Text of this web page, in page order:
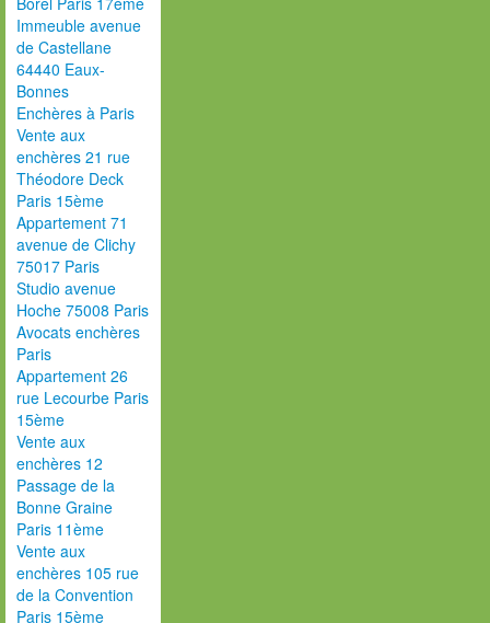
Immeuble avenue
de Castellane
64440 Eaux-
Bonnes
Enchères à Paris
Vente aux
enchères 21 rue
Théodore Deck
Paris 15ème
Appartement 71
avenue de Clichy
75017 Paris
Studio avenue
Hoche 75008 Paris
Avocats enchères
Paris
Appartement 26
rue Lecourbe Paris
15ème
Vente aux
enchères 12
Passage de la
Bonne Graine
Paris 11ème
Vente aux
enchères 105 rue
de la Convention
Paris 15ème